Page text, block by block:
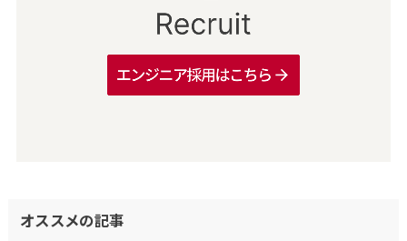
オススメの記事